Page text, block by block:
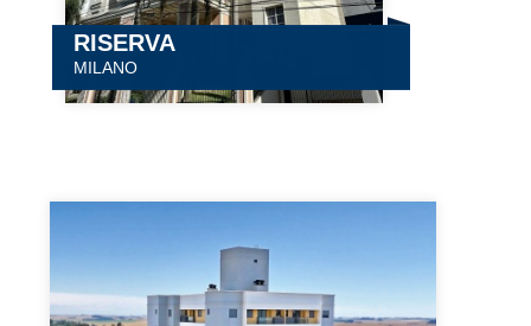
RISERVA
MILANO